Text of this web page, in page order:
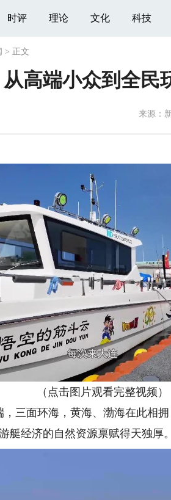
时评 理论 文化 科技
> 正文
从高端小众到全民
来源：
（点击图片观看完整视频）
面环海，黄海、渤海在此相拥
艇经济的自然资源禀赋得天独厚。